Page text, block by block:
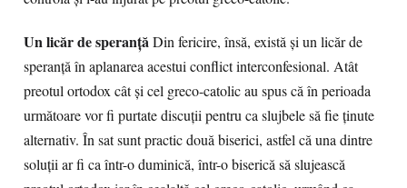
Un licăr de speranţăDin fericire, însă, există şi un licăr de
speranţă în aplanarea acestui conflict interconfesional. Atât
preotul ortodox cât şi cel greco-catolic au spus că în perioada
următoare vor fi purtate discuţii pentru ca slujbele să fie ţinute
alternativ. În sat sunt practic două biserici, astfel că una dintre
soluţii ar fi ca într-o duminică, într-o biserică să slujească